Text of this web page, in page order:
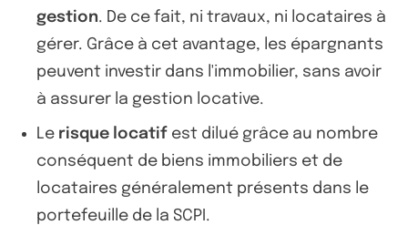
gestion. De ce fait, ni travaux, ni locataires à
gérer. Grâce à cet avantage, les épargnants
peuvent investir dans l'immobilier, sans avoir
à assurer la gestion locative.
Le risque locatif est dilué grâce au nombre
conséquent de biens immobiliers et de
locataires généralement présents dans le
portefeuille de la SCPI.